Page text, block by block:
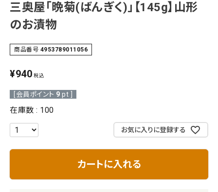
ご利用ガイド
プライバシーポリシー
特定商取引法について
三奥屋「晩菊(ばんぎく)」【145g】山形
のお漬物
商品番号 4953789011056
¥940 税込
[会員ポイント 9 pt ]
在庫数 100
お気に入りに登録する
カートに入れる